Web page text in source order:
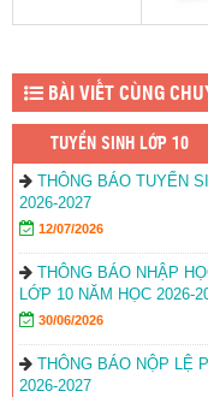
BÀI VIẾT CÙNG
TUYỂN SINH LỚP 10
THÔNG BÁO TUYỂN
2026-2027
12/07/2026
THÔNG BÁO NHẬP
LỚP 10 NĂM HỌC 2026-
30/06/2026
THÔNG BÁO NỘP LỆ
2026-2027